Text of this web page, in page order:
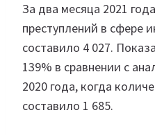
За два месяца 2021
преступлений в сфере
составило 4 027.
139% в сравнении с
2020 года, когда
составило 1 685.